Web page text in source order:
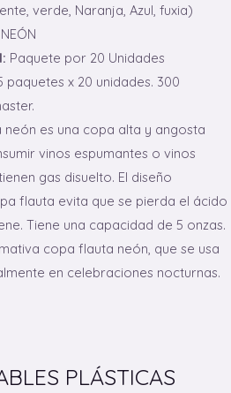
verde, Naranja, Azul, fuxia)
Paquete por 20 Unidades
paquetes x 20 unidades. 300
neón es una copa alta y angosta
vinos espumantes o vinos
gas disuelto. El diseño
flauta evita que se pierda el ácido
Tiene una capacidad de 5 onzas.
copa flauta neón, que se usa
en celebraciones nocturnas.
PLÁSTICAS